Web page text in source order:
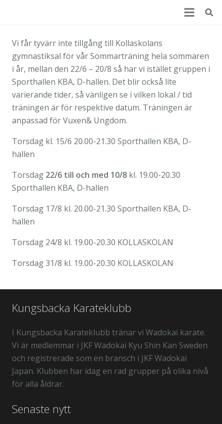
Vi får tyvärr inte tillgång till Kollaskolans
gymnastiksal för vår Sommarträning hela sommaren
i år, mellan den 22/6 – 20/8 så har vi istället gruppen i
Sporthallen KBA, D-hallen. Det blir också lite
varierande tider, så vänligen se i vilken lokal / tid
träningen är för respektive datum. Träningen är
anpassad för Vuxen& Ungdom.
Torsdag kl. 15/6 20.00-21.30 Sporthallen KBA, D-
hallen
Torsdag 22/6 till och med 10/8 kl. 19.00-20.30
Sporthallen KBA, D-hallen
Torsdag 17/8 kl. 20.00-21.30 Sporthallen KBA, D-
hallen
Torsdag 24/8 kl. 19.00-20.30 KOLLASKOLAN
Torsdag 31/8 kl. 19.00-20.30 KOLLASKOLAN
Kungsbacka Karateklubb
I Kungsbacka Karateklubb tränar vi Wadokai karate.
Vi är medlemmar i JKF Wadokai Kyu Shin Kan Sweden
och registrerade som en bransch i JKF Wadokai
Japan. Klubben har idag en rad grupper på olika nivå
för alla åldrar.
Senaste nytt